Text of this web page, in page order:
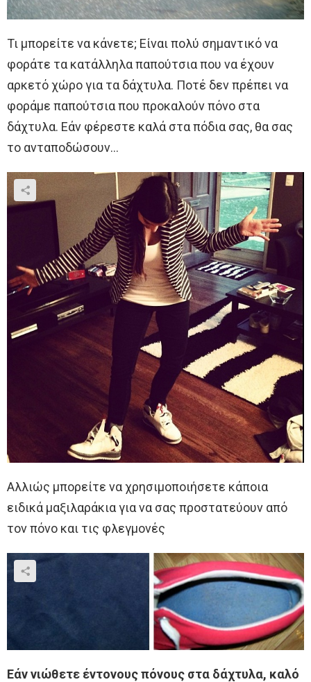
Τι μπορείτε να κάνετε; Είναι πολύ σημαντικό να
φοράτε τα κατάλληλα παπούτσια που να έχουν
αρκετό χώρο για τα δάχτυλα. Ποτέ δεν πρέπει να
φοράμε παπούτσια που προκαλούν πόνο στα
δάχτυλα. Εάν φέρεστε καλά στα πόδια σας, θα σας
το ανταποδώσουν…
Αλλιώς μπορείτε να χρησιμοποιήσετε κάποια
ειδικά μαξιλαράκια για να σας προστατεύουν από
τον πόνο και τις φλεγμονές
Εάν νιώθετε έντονους πόνους στα δάχτυλα, καλό